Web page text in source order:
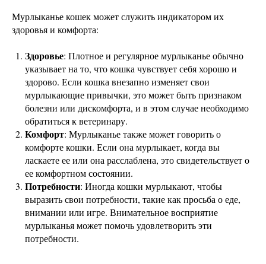
Мурлыканье кошек может служить индикатором их
здоровья и комфорта:
Здоровье: Плотное и регулярное мурлыканье обычно
указывает на то, что кошка чувствует себя хорошо и
здорово. Если кошка внезапно изменяет свои
мурлыкающие привычки, это может быть признаком
болезни или дискомфорта, и в этом случае необходимо
обратиться к ветеринару.
Комфорт: Мурлыканье также может говорить о
комфорте кошки. Если она мурлыкает, когда вы
ласкаете ее или она расслаблена, это свидетельствует о
ее комфортном состоянии.
Потребности: Иногда кошки мурлыкают, чтобы
выразить свои потребности, такие как просьба о еде,
внимании или игре. Внимательное восприятие
мурлыканья может помочь удовлетворить эти
потребности.